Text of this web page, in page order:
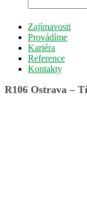
Zajímavosti
Provádíme
Kariéra
Reference
Kontakty
R106 Ostrava –